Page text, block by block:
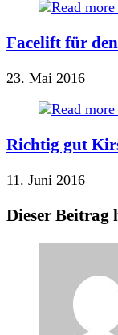
Facelift für
23. Mai 2016
Richtig gut
11. Juni 2016
Dieser Beitrag